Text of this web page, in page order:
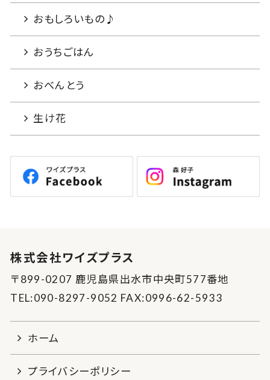
おもしろいもの♪
おうちごはん
おべんとう
生け花
株式会社ワイズプラス
〒899-0207 鹿児島県出水市中央町577番地
TEL:090-8297-9052 FAX:0996-62-5933
ホーム
プライバシーポリシー